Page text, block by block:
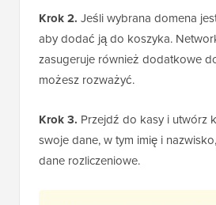
Krok 2. Jeśli wybrana domena
aby dodać ją do koszyka.
zasugeruje również dodatkowe
możesz rozważyć.
Krok 3. Przejdź do kasy i utwórz
swoje dane, w tym imię i
dane rozliczeniowe.